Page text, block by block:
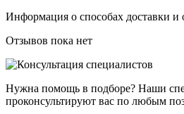
Информация о способах доставки и
Отзывов пока нет
Нужна помощь в подборе? Наши
проконсультируют вас по любым